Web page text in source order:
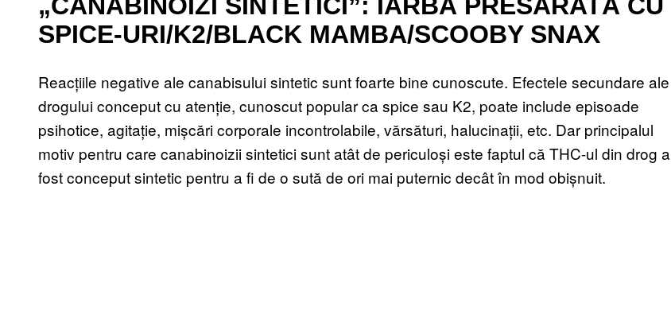
„CANABINOIZI SINTETICI”: IARBĂ PRESĂRATĂ CU
SPICE-URI/K2/BLACK MAMBA/SCOOBY SNAX
Reacțiile negative ale canabisului sintetic sunt foarte bine cunoscute. Efectele secundare ale
drogului conceput cu atenție, cunoscut popular ca spice sau K2, poate include episoade
psihotice, agitație, mișcări corporale incontrolabile, vărsături, halucinații, etc. Dar principalul
motiv pentru care canabinoizii sintetici sunt atât de periculoși este faptul că THC-ul din drog a
fost conceput sintetic pentru a fi de o sută de ori mai puternic decât în mod obișnuit.